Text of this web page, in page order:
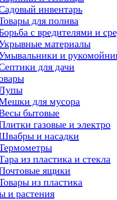
инвентарь
для полива
с вредителями и
материалы
и
для дачи
для мусора
бытовые
газовые и электро
и насадки
из пластика и стекла
ящики
из пластика
и растения